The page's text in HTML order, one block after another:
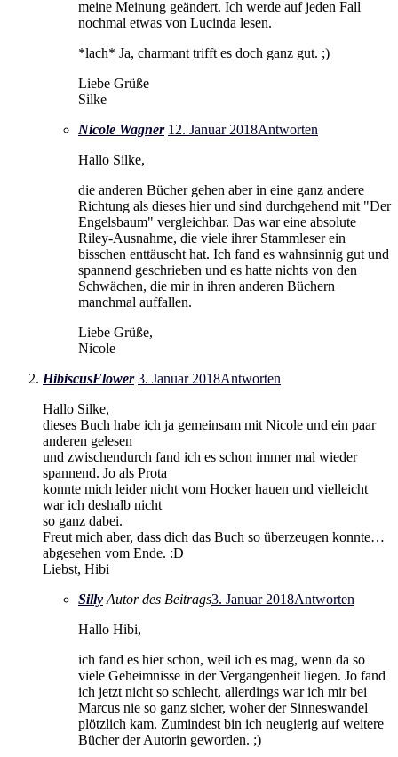
meine Meinung geändert. Ich werde auf jeden Fall
nochmal etwas von Lucinda lesen.
*lach* Ja, charmant trifft es doch ganz gut. ;)
Liebe Grüße
Silke
Nicole Wagner 12. Januar 2018Antworten
Hallo Silke,
die anderen Bücher gehen aber in eine ganz andere
Richtung als dieses hier und sind durchgehend mit "Der
Engelsbaum" vergleichbar. Das war eine absolute
Riley-Ausnahme, die viele ihrer Stammleser ein
bisschen enttäuscht hat. Ich fand es wahnsinnig gut und
spannend geschrieben und es hatte nichts von den
Schwächen, die mir in ihren anderen Büchern
manchmal auffallen.
Liebe Grüße,
Nicole
HibiscusFlower 3. Januar 2018Antworten
Hallo Silke,
dieses Buch habe ich ja gemeinsam mit Nicole und ein paar
anderen gelesen
und zwischendurch fand ich es schon immer mal wieder
spannend. Jo als Prota
konnte mich leider nicht vom Hocker hauen und vielleicht
war ich deshalb nicht
so ganz dabei.
Freut mich aber, dass dich das Buch so überzeugen konnte…
abgesehen vom Ende. :D
Liebst, Hibi
Silly Autor des Beitrags3. Januar 2018Antworten
Hallo Hibi,
ich fand es hier schon, weil ich es mag, wenn da so
viele Geheimnisse in der Vergangenheit liegen. Jo fand
ich jetzt nicht so schlecht, allerdings war ich mir bei
Marcus nie so ganz sicher, woher der Sinneswandel
plötzlich kam. Zumindest bin ich neugierig auf weitere
Bücher der Autorin geworden. ;)